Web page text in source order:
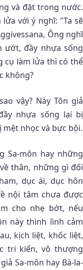
và đặt trong nước.
với ý nghĩ: "Ta sẽ
Ông nghĩ
ướt, đầy nhựa sống
cụ làm lửa thì có thể
không?
vậy? Này Tôn giả
nhựa sống lại bị
nhọc và bực bội.
Sa-môn hay những
thân, những gì đối
dục ái, dục hôn
nội tâm chưa được
cho nhẹ bớt, nếu
này thình lình cảm
kịch liệt, khốc liệt,
tri kiến, vô thượng
Sa-môn hay Bà-la-